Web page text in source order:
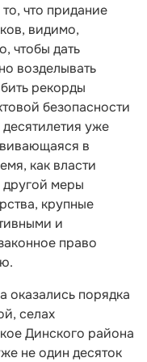
что придание
видимо,
чтобы дать
возделывать
рекорды
безопасности
уже
в
как власти
другой меры
крупные
и
право
оказались порядка
селах
Динского района
не один десяток